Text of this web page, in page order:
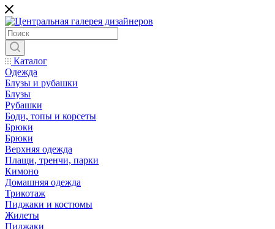
Каталог
Одежда
Блузы и рубашки
Блузы
Рубашки
Боди, топы и корсеты
Брюки
Брюки
Верхняя одежда
Плащи, тренчи, парки
Кимоно
Домашняя одежда
Трикотаж
Пиджаки и костюмы
Жилеты
Пиджаки